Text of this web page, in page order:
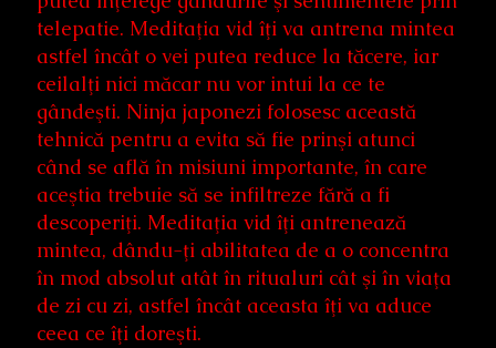
telepatie. Meditaţia vid îţi va antrena mintea
astfel încât o vei putea reduce la tăcere, iar
ceilalţi nici măcar nu vor intui la ce te
gândeşti. Ninja japonezi folosesc această
tehnică pentru a evita să fie prinşi atunci
când se află în misiuni importante, în care
aceştia trebuie să se infiltreze fără a fi
descoperiţi. Meditaţia vid îţi antrenează
mintea, dându-ţi abilitatea de a o concentra
în mod absolut atât în ritualuri cât şi în viaţa
de zi cu zi, astfel încât aceasta îţi va aduce
ceea ce îţi doreşti.